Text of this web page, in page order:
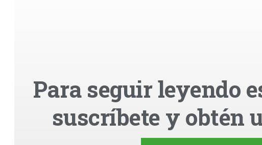
Para seguir leyendo
suscríbete y obtén